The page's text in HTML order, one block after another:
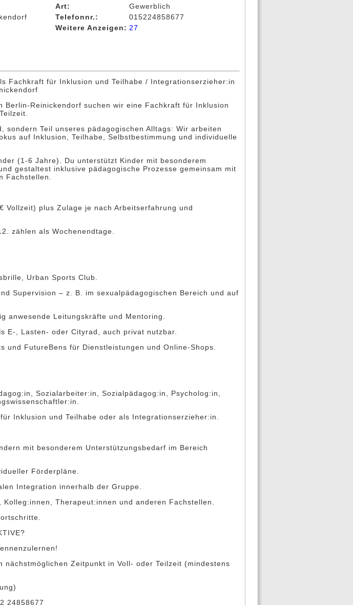
Art:
Gewerblich
Telefonnr.:
015224858677
Weitere Anzeigen: 27
Fachkraft für Inklusion und Teilhabe / Integrationserzieher:in
Berlin-Reinickendorf suchen wir eine Fachkraft für Inklusion
sondern Teil unseres pädagogischen Alltags: Wir arbeiten
auf Inklusion, Teilhabe, Selbstbestimmung und individuelle
(1-6 Jahre). Du unterstützt Kinder mit besonderem
gestaltest inklusive pädagogische Prozesse gemeinsam mit
Fachstellen.
Vollzeit) plus Zulage je nach Arbeitserfahrung und
zählen als Wochenendtage.
Urban Sports Club.
Supervision – z. B. im sexualpädagogischen Bereich und auf
anwesende Leitungskräfte und Mentoring.
E-, Lasten- oder Cityrad, auch privat nutzbar.
und FutureBens für Dienstleistungen und Online-Shops.
Sozialarbeiter:in, Sozialpädagog:in, Psycholog:in,
Inklusion und Teilhabe oder als Integrationserzieher:in.
mit besonderem Unterstützungsbedarf im Bereich
Förderpläne.
Integration innerhalb der Gruppe.
Therapeut:innen und anderen Fachstellen.
nächstmöglichen Zeitpunkt in Voll- oder Teilzeit (mindestens
24858677